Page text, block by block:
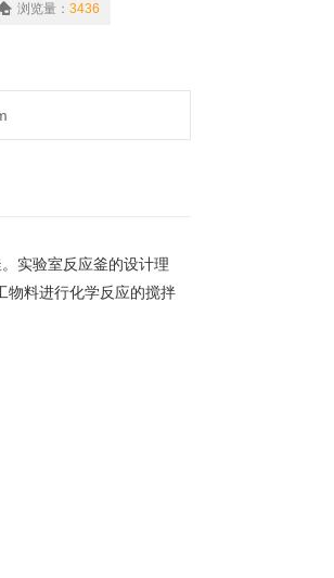
置，可使各种化工物料在
浏览量： 3436
实验室反应釜的设计理
物料进行化学反应的搅拌